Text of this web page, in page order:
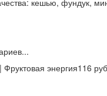
кешью, фундук,
энергия116